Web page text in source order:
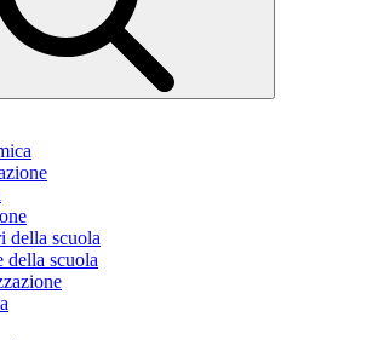
della scuola
della scuola